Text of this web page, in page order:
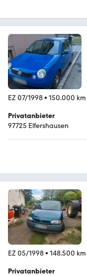
EZ 07/1998• 150.000 km
Privatanbieter
97725 Elfershausen
EZ 05/1998• 148.500 km
Privatanbieter